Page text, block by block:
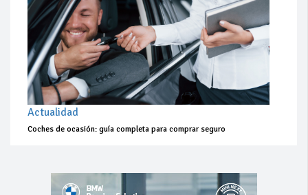
Actualidad
Coches de ocasión: guía completa para comprar seguro